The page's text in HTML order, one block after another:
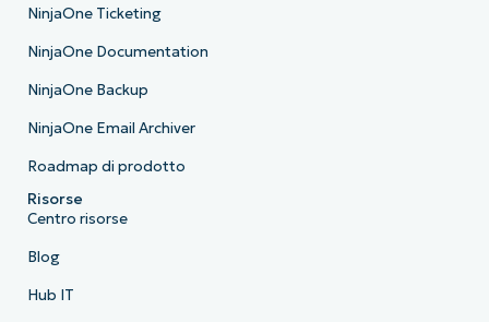
NinjaOne Ticketing
NinjaOne Documentation
NinjaOne Backup
NinjaOne Email Archiver
Roadmap di prodotto
Risorse
Centro risorse
Blog
Hub IT